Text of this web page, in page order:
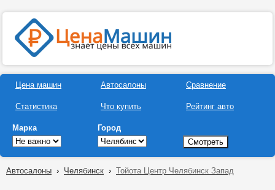
Цена машин
Статистика
Автосалоны
Что купить
Сравнение
Рейтинг авто
Марка Город
Автосалоны › Челябинск › Тойота Центр Челябинск Запад